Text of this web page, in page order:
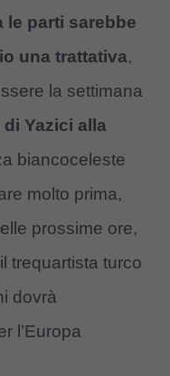
le parti sarebbe
una trattativa,
la settimana
Yazici alla
biancoceleste
molto prima,
prossime ore,
trequartista turco
dovrà
l’Europa